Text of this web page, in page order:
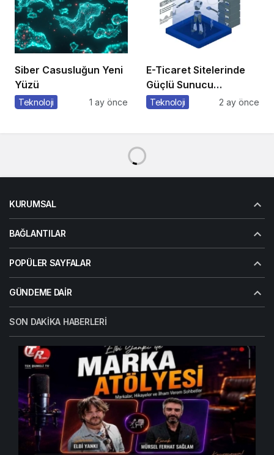
Siber Casusluğun Yeni
Yüzü
Teknoloji 1 ay önce
E-Ticaret Sitelerinde
Güçlü Sunucu
Tercihinin Önemi
Teknoloji 2 ay önce
KURUMSAL
BAĞLANTILAR
POPÜLER SAYFALAR
GÜNDEME DAIR
SON DAKIKA HABERLERI